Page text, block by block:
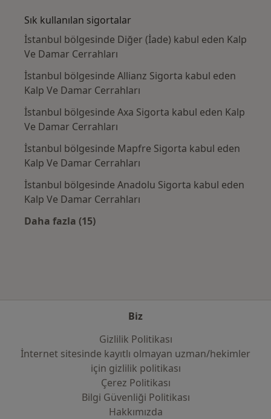
Sık kullanılan sigortalar
İstanbul bölgesinde Diğer (İade) kabul eden Kalp
Ve Damar Cerrahları
İstanbul bölgesinde Allianz Sigorta kabul eden
Kalp Ve Damar Cerrahları
İstanbul bölgesinde Axa Sigorta kabul eden Kalp
Ve Damar Cerrahları
İstanbul bölgesinde Mapfre Sigorta kabul eden
Kalp Ve Damar Cerrahları
İstanbul bölgesinde Anadolu Sigorta kabul eden
Kalp Ve Damar Cerrahları
Daha fazla (15)
Biz
Gizlilik Politikası
İnternet sitesinde kayıtlı olmayan uzman/hekimler
i̇çin gizlilik politikası
Çerez Politikası
Bilgi Güvenliği Politikası
Hakkımızda